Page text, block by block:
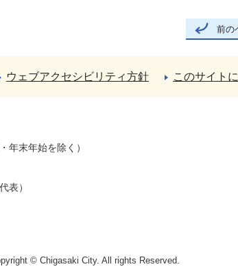
前の
ウェブアクセシビリティ方針 このサイト
末年始を除く）
表）
© Chigasaki City. All rights Reserved.